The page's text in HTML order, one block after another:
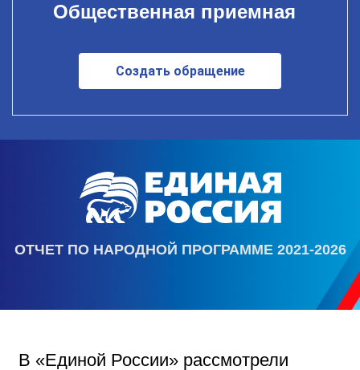
Общественная приемная
Создать обращение
ОТЧЕТ ПО НАРОДНОЙ ПРОГРАММЕ 2021-2026
В «Единой России» рассмотрели